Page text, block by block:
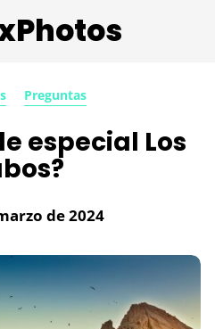
Preguntas
especial Los
de 2024